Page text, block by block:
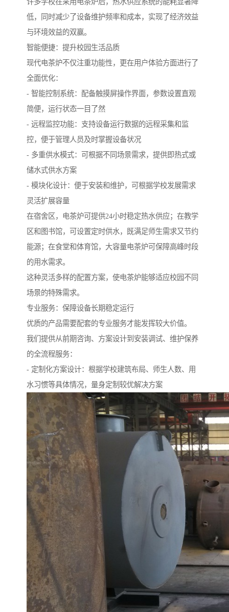
许多学校在采用电茶炉后，热水供应系统的能耗显著降
低，同时减少了设备维护频率和成本，实现了经济效益
与环境效益的双赢。
智能便捷：提升校园生活品质
现代电茶炉不仅注重功能性，更在用户体验方面进行了
全面优化：
- 智能控制系统：配备触摸屏操作界面，参数设置直观
简便，运行状态一目了然
- 远程监控功能：支持设备运行数据的远程采集和监
控，便于管理人员及时掌握设备状况
- 多重供水模式：可根据不同场景需求，提供即热式或
储水式供水方案
- 模块化设计：便于安装和维护，可根据学校发展需求
灵活扩展容量
在宿舍区，电茶炉可提供24小时稳定热水供应；在教学
区和图书馆，可设置定时供水，既满足师生需求又节约
能源；在食堂和体育馆，大容量电茶炉可保障高峰时段
的用水需求。
这种灵活多样的配置方案，使电茶炉能够适应校园不同
场景的特殊需求。
专业服务：保障设备长期稳定运行
优质的产品需要配套的专业服务才能发挥较大价值。
我们提供从前期咨询、方案设计到安装调试、维护保养
的全流程服务：
- 定制化方案设计：根据学校建筑布局、师生人数、用
水习惯等具体情况，量身定制较优解决方案